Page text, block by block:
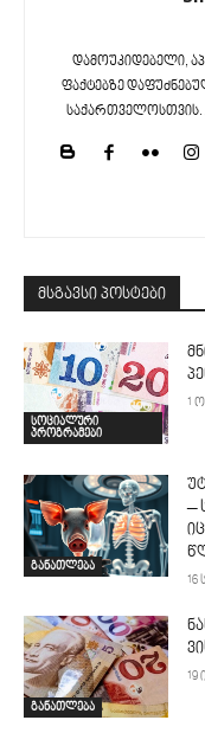
დამოუკიდებელი,
ფაქტებზე
საქართველოსთვის.
მსგავსი პოსტები
სოციალური
პროგრამები
1
განათლება
–
16
განათლება
19